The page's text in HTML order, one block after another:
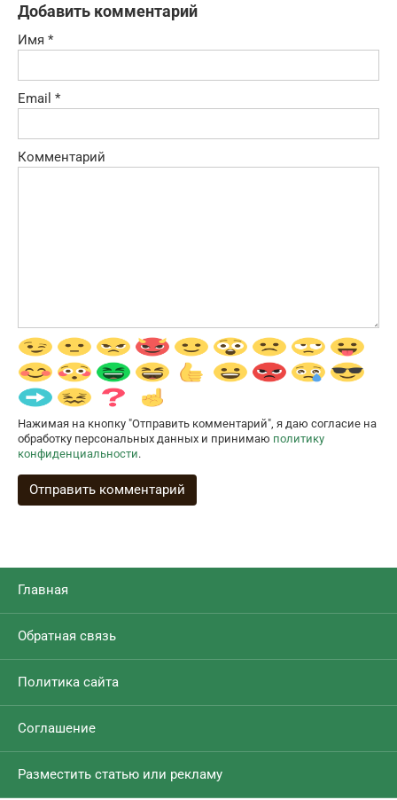
Добавить комментарий
Имя *
Email *
Комментарий
Нажимая на кнопку "Отправить комментарий", я даю согласие на
обработку персональных данных и принимаю политику
конфиденциальности.
Главная
Обратная связь
Политика сайта
Соглашение
Разместить статью или рекламу